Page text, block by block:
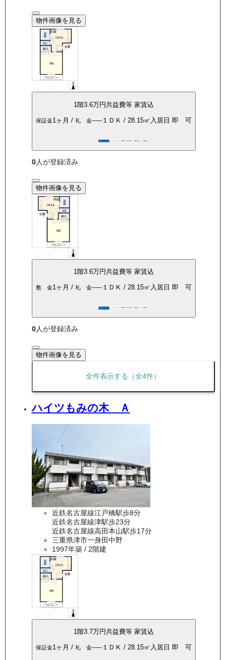
物件画像を見る
1階3.6万円共益費等 家賃込
保証金1ヶ月 / 礼 金-----１ＤＫ / 28.15㎡ 入居日 即 可
360°パノラマ インターネット無料 P空き有 都市ガス 南向き
0人が登録済み
物件画像を見る
1 階3.6万円共益費等 家賃込
敷 金1ヶ月 / 礼 金-----１ＤＫ / 28.15㎡ 入居日 即 可
360°パノラマ インターネット無料 P空き有 都市ガス 南向き
0人が登録済み
物件画像を見る
全件表示する（全4件）
ハイツもみの木 Ａ
近鉄名古屋線江戸橋駅歩8分
近鉄名古屋線津駅歩23分
近鉄名古屋線高田本山駅歩17分
三重県津市一身田中野
1997年築/ 2階建
1階3.7万円共益費等 家賃込
保証金1ヶ月 / 礼 金-----１ＤＫ / 28.15㎡ 入居日 即 可